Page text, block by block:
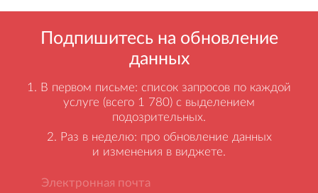
Подпишитесь на обновление
данных
В первом письме: список запросов по каждой
услуге (всего 1 780) с выделением
подозрительных.
Раз в неделю: про обновление данных
и изменения в виджете.